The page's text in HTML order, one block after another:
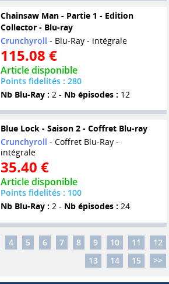
Chainsaw Man - Partie 1 - Edition
Collector - Blu-ray
Crunchyroll - Blu-Ray - intégrale
115.08 €
Article disponible
Points fidelités : 280
Nb Blu-Ray : 2 - Nb épisodes : 12
Blue Lock - Saison 2 - Coffret Blu-ray
Crunchyroll - Coffret Blu-Ray -
intégrale
35.40 €
Article disponible
Points fidelités : 100
Nb Blu-Ray : 2 - Nb épisodes : 24
4 5 6 7 8 9 10 11
12
13
14 15 >>